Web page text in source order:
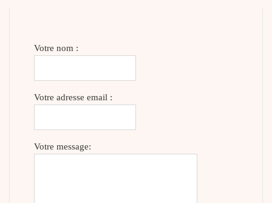
Votre nom :
Votre adresse email :
Votre message: